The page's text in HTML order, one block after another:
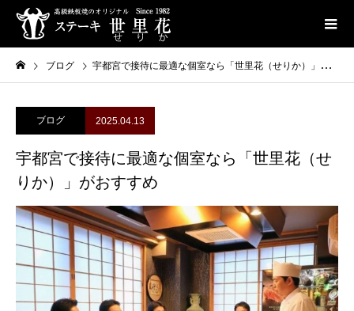
ブログ 宇都宮で接待に最適な個室なら「世里花（せりか）」がおすすめ
ブログ 2025.04.13
宇都宮で接待に最適な個室なら「世里花（せ
りか）」がおすすめ